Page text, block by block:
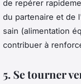
de repérer
du partenaire et de
sain (alimentation
contribuer à
5. Se tourner